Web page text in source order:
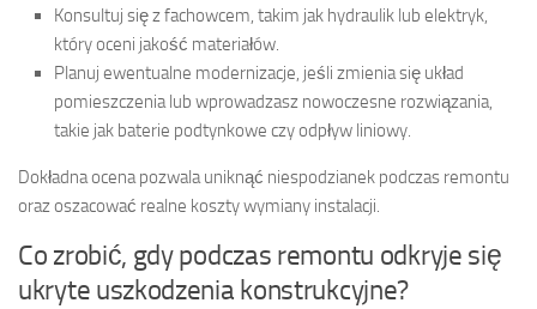
Konsultuj się z fachowcem, takim jak hydraulik lub elektryk,
który oceni jakość materiałów.
Planuj ewentualne modernizacje, jeśli zmienia się układ
pomieszczenia lub wprowadzasz nowoczesne rozwiązania,
takie jak baterie podtynkowe czy odpływ liniowy.
Dokładna ocena pozwala uniknąć niespodzianek podczas remontu
oraz oszacować realne koszty wymiany instalacji.
Co zrobić, gdy podczas remontu odkryje się
ukryte uszkodzenia konstrukcyjne?